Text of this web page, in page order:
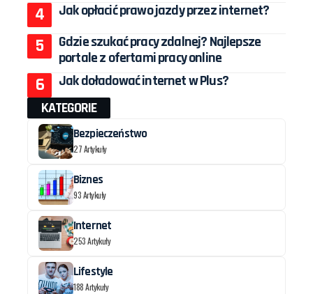
Jak opłacić prawo jazdy przez internet?
Gdzie szukać pracy zdalnej? Najlepsze
portale z ofertami pracy online
Jak doładować internet w Plus?
KATEGORIE
Bezpieczeństwo
27 Artykuły
Biznes
93 Artykuły
Internet
253 Artykuły
Lifestyle
188 Artykuły